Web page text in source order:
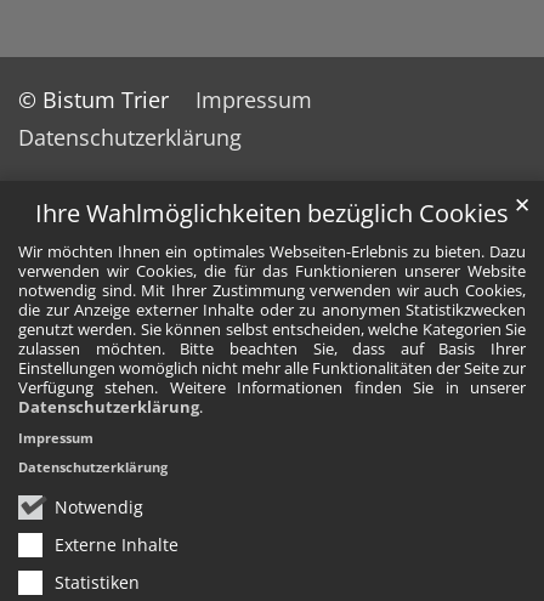
Ihre Wahlmöglichkeiten bezüglich Cookies
Wir möchten Ihnen ein optimales Webseiten-Erlebnis zu bieten. Dazu
verwenden wir Cookies, die für das Funktionieren unserer Website
notwendig sind. Mit Ihrer Zustimmung verwenden wir auch Cookies,
die zur Anzeige externer Inhalte oder zu anonymen Statistikzwecken
genutzt werden. Sie können selbst entscheiden, welche Kategorien Sie
zulassen möchten. Bitte beachten Sie, dass auf Basis Ihrer
Einstellungen womöglich nicht mehr alle Funktionalitäten der Seite zur
Verfügung stehen. Weitere Informationen finden Sie in unserer
Datenschutzerklärung.
Notwendig
Externe Inhalte
Statistiken
✕
Impressum
Datenschutzerklärung
© Bistum Trier
Impressum
Datenschutzerklärung